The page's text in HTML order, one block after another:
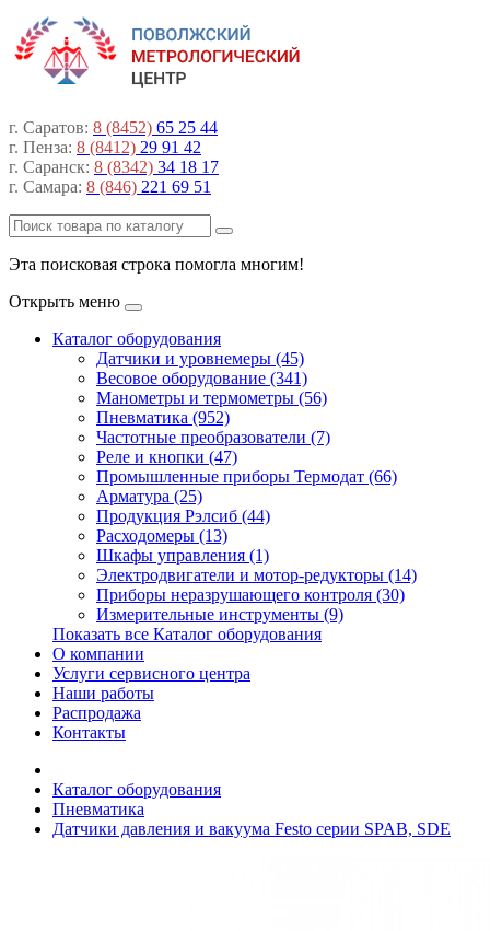
г. Саратов: 8 (8452) 65 25 44
г. Пенза: 8 (8412) 29 91 42
г. Саранск: 8 (8342) 34 18 17
г. Самара: 8 (846) 221 69 51
Эта поисковая строка помогла многим!
Открыть меню
Каталог оборудования
Датчики и уровнемеры (45)
Весовое оборудование (341)
Манометры и термометры (56)
Пневматика (952)
Частотные преобразователи (7)
Реле и кнопки (47)
Промышленные приборы Термодат (66)
Арматура (25)
Продукция Рэлсиб (44)
Расходомеры (13)
Шкафы управления (1)
Электродвигатели и мотор-редукторы (14)
Приборы неразрушающего контроля (30)
Измерительные инструменты (9)
Показать все Каталог оборудования
О компании
Услуги сервисного центра
Наши работы
Распродажа
Контакты
Каталог оборудования
Пневматика
Датчики давления и вакуума Festo серии SPAB, SDE